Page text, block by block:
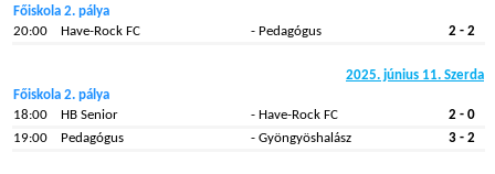
Főiskola 2. pálya
20:00
Have-Rock FC - Pedagógus 2 - 2
2025. június 11. Szerda
Főiskola 2. pálya
18:00
HB Senior - Have-Rock FC
2 - 0
19:00
Pedagógus - Gyöngyöshalász 3 - 2